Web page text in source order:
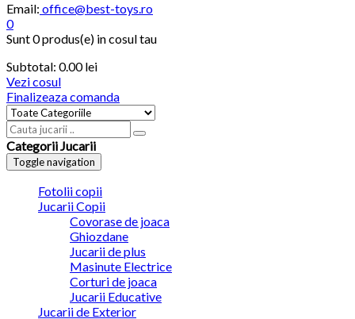
Email: office@best-toys.ro
0
Sunt0 produs(e) in cosul tau
Subtotal: 0.00 lei
Vezi cosul
Finalizeaza comanda
Categorii Jucarii
Toggle navigation
Fotolii copii
Jucarii Copii
Covorase de joaca
Ghiozdane
Jucarii de plus
Masinute Electrice
Corturi de joaca
Jucarii Educative
Jucarii de Exterior